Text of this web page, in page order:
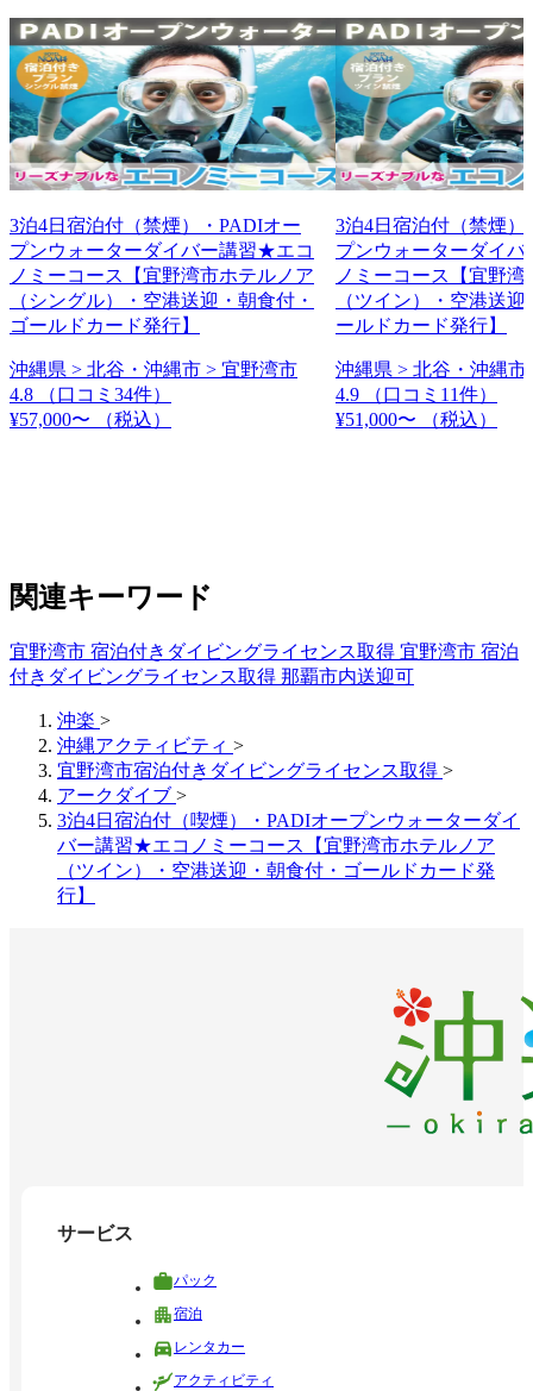
3泊4日宿泊付（禁煙）・PADIオー
プンウォーターダイバー講習★エコ
ノミーコース【宜野湾市ホテルノア
（シングル）・空港送迎・朝食付・
ゴールドカード発行】
沖縄県 > 北谷・沖縄市 > 宜野湾市
4.8
（口コミ34件）
¥57,000〜
（税込）
3泊4日宿泊付（禁煙）
プンウォーターダイ
ノミーコース【宜野
（ツイン）・空港送
ールドカード発行】
沖縄県 > 北谷・沖縄市
4.9
（口コミ11件）
¥51,000〜
（税込）
関連キーワード
宜野湾市 宿泊付きダイビングライセンス取得 宜野湾市 宿泊
付きダイビングライセンス取得 那覇市内送迎可
沖楽 >
沖縄アクティビティ >
宜野湾市宿泊付きダイビングライセンス取得 >
アークダイブ >
3泊4日宿泊付（喫煙）・PADIオープンウォーターダイ
バー講習★エコノミーコース【宜野湾市ホテルノア
（ツイン）・空港送迎・朝食付・ゴールドカード発
行】
サービス
パック
宿泊
レンタカー
アクティビティ